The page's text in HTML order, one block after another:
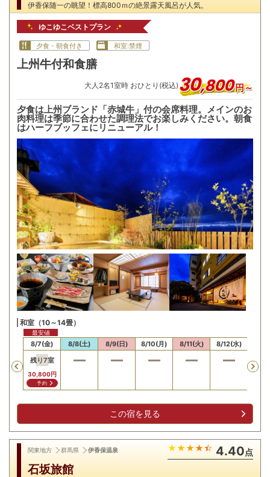
伊香保随一の眺望！標高800ｍの絶景露天風呂が人気。
ゆこゆこベストプラン
夕食・朝食付き 和室:禁煙
上州牛付和食膳
大人 2名1室時 おひとり(税込)30,800円～
夕食は上州ブランド「赤城牛」付の会席料理。メインのお
肉料理は季節に合わせた調理法でお楽しみください。朝食
はハーフブッフェにリニューアル！
和室（10～14畳）
Previous
8/7(金)
残り7室
30,800円
予約
最安値
8/8(土) 8/9(日) 8/10(月) 8/11(火) 8/12(水)
この宿を見る
関東地方 群馬県 伊香保温泉 4.40点
石坂旅館